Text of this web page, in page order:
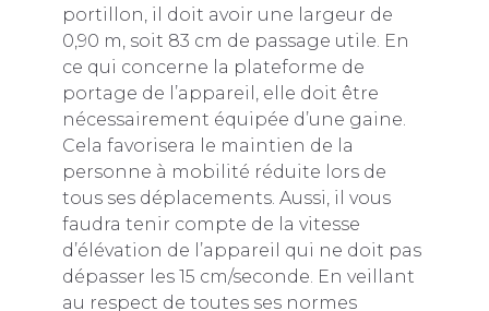
portillon, il doit avoir une largeur de
0,90 m, soit 83 cm de passage utile. En
ce qui concerne la plateforme de
portage de l’appareil, elle doit être
nécessairement équipée d’une gaine.
Cela favorisera le maintien de la
personne à mobilité réduite lors de
tous ses déplacements. Aussi, il vous
faudra tenir compte de la vitesse
d’élévation de l’appareil qui ne doit pas
dépasser les 15 cm/seconde. En veillant
au respect de toutes ses normes